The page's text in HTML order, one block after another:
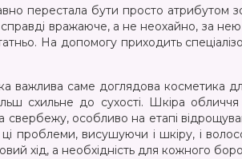
перестала бути просто атрибутом
справді вражаюче, а не неохайно, за
На допомогу приходить
важлива саме доглядова косметика
схильне до сухості. Шкіра
свербежу, особливо на етапі
ці проблеми, висушуючи і шкіру, і
хід, а необхідність для кожного